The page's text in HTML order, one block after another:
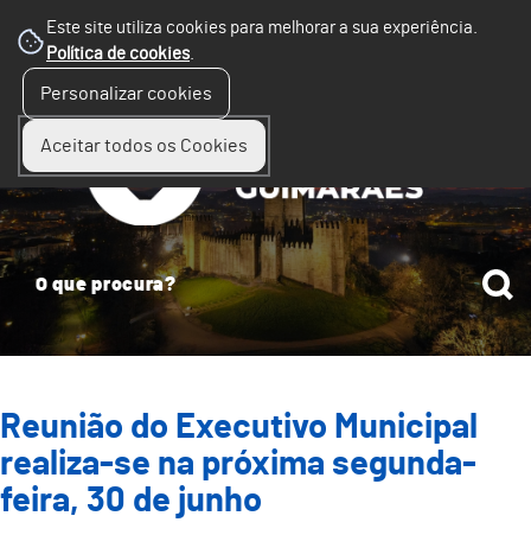
Este site utiliza cookies para melhorar a sua experiência.
Política de cookies.
Personalizar cookies
Aceitar todos os Cookies
Reunião do Executivo Municipal
realiza-se na próxima segunda-
feira, 30 de junho